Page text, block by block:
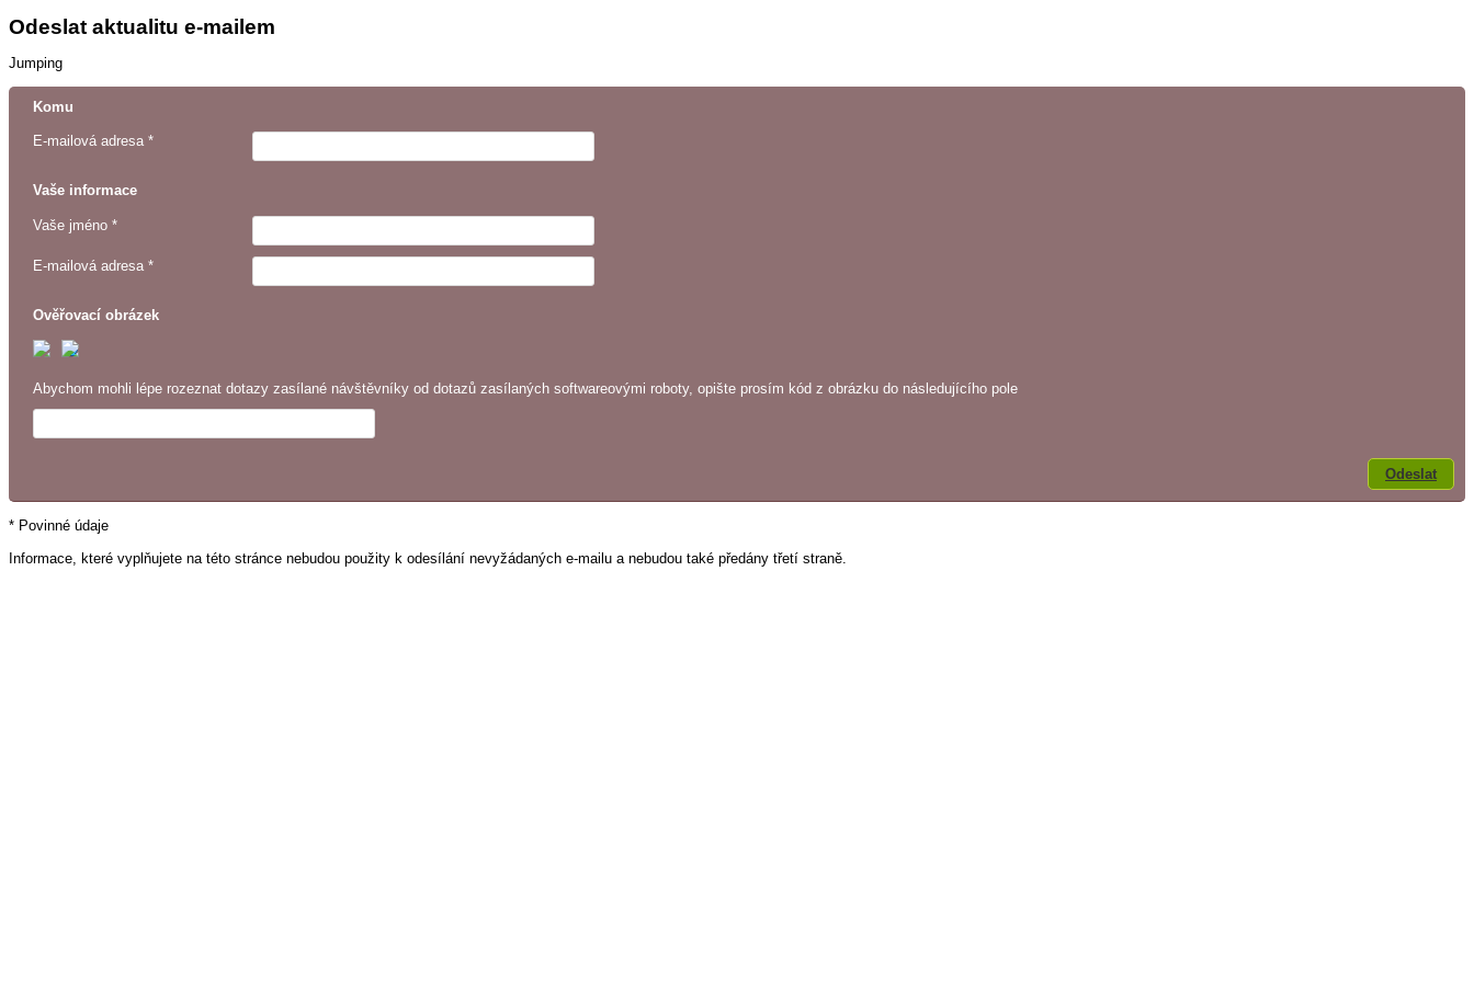
Odeslat aktualitu e-mailem
Jumping
Komu
E-mailová adresa *
Vaše informace
Vaše jméno *
E-mailová adresa *
Ověřovací obrázek
Abychom mohli lépe rozeznat dotazy zasílané návštěvníky od dotazů zasílaných softwareovými roboty, opište prosím kód z obrázku do následujícího pole
* Povinné údaje
Informace, které vyplňujete na této stránce nebudou použity k odesílání nevyžádaných e-mailu a nebudou také předány třetí straně.